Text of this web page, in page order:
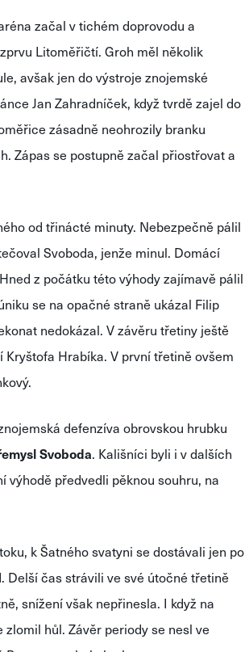
začal v tichém doprovodu a
Litoměřičtí. Groh měl několik
avšak jen do výstroje znojemské
Jan Zahradníček, když tvrdě zajel do
zásadně neohrozily branku
Zápas se postupně začal přiostřovat a
od třinácté minuty. Nebezpečně pálil
Svoboda, jenže minul. Domácí
z počátku této výhody zajímavě pálil
se na opačné straně ukázal Filip
nedokázal. V závěru třetiny ještě
Hrabíka. V první třetině ovšem
defenzíva obrovskou hrubku
Svoboda. Kališníci byli i v dalších
předvedli pěknou souhru, na
k Šatného svatyni se dostávali jen po
Delší čas strávili ve své útočné třetině
snížení však nepřinesla. I když na
hůl. Závěr periody se nesl ve